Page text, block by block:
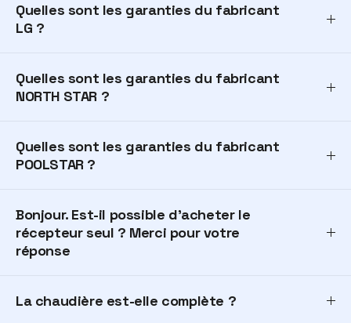
Quelles sont les garanties du fabricant
LG ?
Quelles sont les garanties du fabricant
NORTH STAR ?
Quelles sont les garanties du fabricant
POOLSTAR ?
Bonjour. Est-il possible d'acheter le
récepteur seul ? Merci pour votre
réponse
La chaudière est-elle complète ?